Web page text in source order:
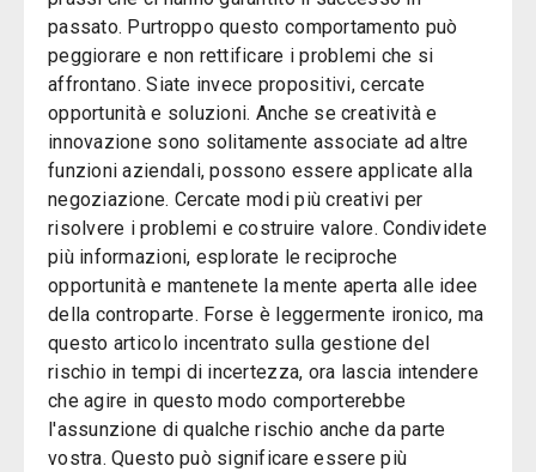
passato. Purtroppo questo comportamento può
peggiorare e non rettificare i problemi che si
affrontano. Siate invece propositivi, cercate
opportunità e soluzioni. Anche se creatività e
innovazione sono solitamente associate ad altre
funzioni aziendali, possono essere applicate alla
negoziazione. Cercate modi più creativi per
risolvere i problemi e costruire valore. Condividete
più informazioni, esplorate le reciproche
opportunità e mantenete la mente aperta alle idee
della controparte. Forse è leggermente ironico, ma
questo articolo incentrato sulla gestione del
rischio in tempi di incertezza, ora lascia intendere
che agire in questo modo comporterebbe
l'assunzione di qualche rischio anche da parte
vostra. Questo può significare essere più